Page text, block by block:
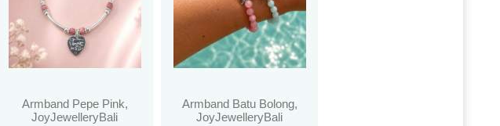
Armband Pepe Pink,
JoyJewelleryBali
Armband Batu Bolong,
JoyJewelleryBali